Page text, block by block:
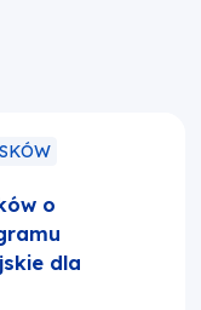
o
dla